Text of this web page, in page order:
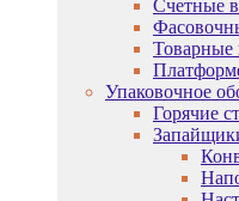
Счетные
Товарные
Упаковочное
Горячие